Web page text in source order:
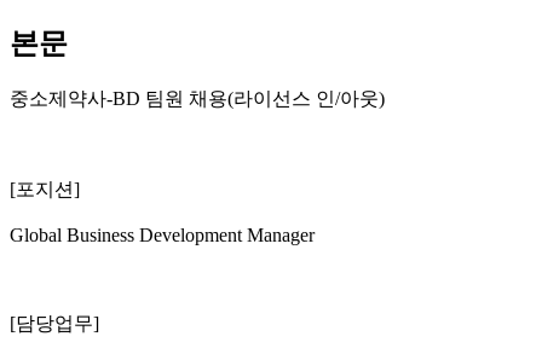
본문
중소제약사-BD 팀원 채용(라이선스 인/아웃)
[포지션]
Global Business Development Manager
[담당업무]